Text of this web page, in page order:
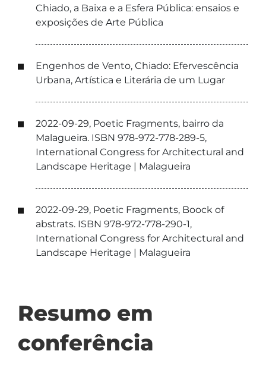
Chiado, a Baixa e a Esfera Pública: ensaios e
exposições de Arte Pública
Engenhos de Vento, Chiado: Efervescência
Urbana, Artística e Literária de um Lugar
2022-09-29, Poetic Fragments, bairro da
Malagueira. ISBN 978-972-778-289-5,
International Congress for Architectural and
Landscape Heritage | Malagueira
2022-09-29, Poetic Fragments, Boock of
abstrats. ISBN 978-972-778-290-1,
International Congress for Architectural and
Landscape Heritage | Malagueira
Resumo em
conferência